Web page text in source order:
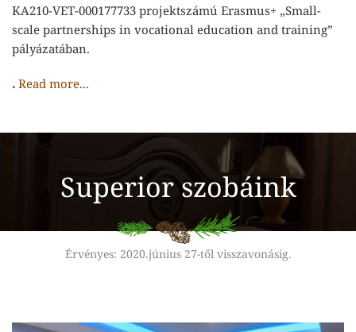
KA210-VET-000177733 projektszámú Erasmus+ „Small-
scale partnerships in vocational education and training”
pályázatában.
. Read more...
Superior szobáink
Érvényes: 2020.június 27-től visszavonásig.